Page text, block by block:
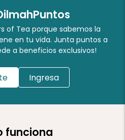
of Tea porque sabemos la
en tu vida. Junta puntos a
a beneficios exclusivos!
Ingresa
funciona